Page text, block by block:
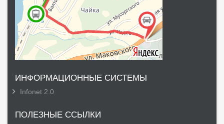
ИНФОРМАЦИОННЫЕ СИСТЕМЫ
Infonet 2.0
ПОЛЕЗНЫЕ ССЫЛКИ